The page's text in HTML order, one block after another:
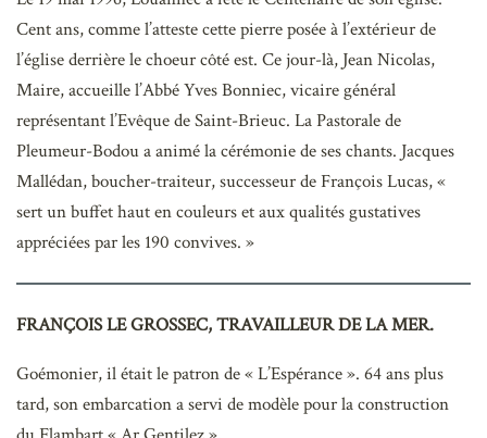
Cent ans, comme l’atteste cette pierre posée à l’extérieur de
l’église derrière le choeur côté est. Ce jour-là, Jean Nicolas,
Maire, accueille l’Abbé Yves Bonniec, vicaire général
représentant l’Evêque de Saint-Brieuc. La Pastorale de
Pleumeur-Bodou a animé la cérémonie de ses chants. Jacques
Mallédan, boucher-traiteur, successeur de François Lucas, «
sert un buffet haut en couleurs et aux qualités gustatives
appréciées par les 190 convives. »
FRANÇOIS LE GROSSEC, TRAVAILLEUR DE LA MER.
Goémonier, il était le patron de « L’Espérance ». 64 ans plus
tard, son embarcation a servi de modèle pour la construction